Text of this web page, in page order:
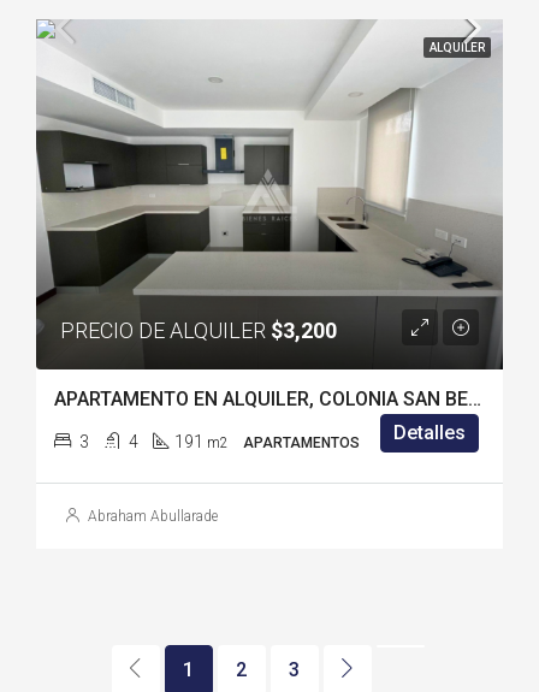
ALQUILER
PRECIO DE ALQUILER $3,200
APARTAMENTO EN ALQUILER, COLONIA SAN BENITO
3 4 191 m2 APARTAMENTOS Detalles
Abraham Abullarade
1 2 3